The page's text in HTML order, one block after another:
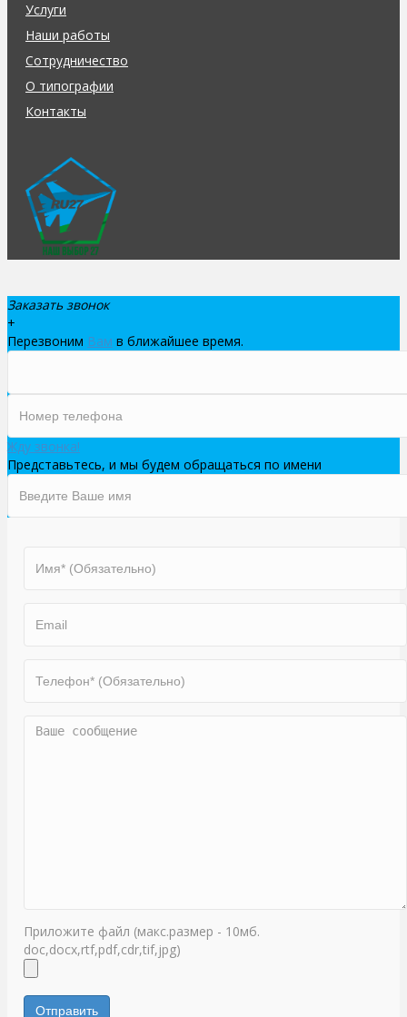
Услуги
Наши работы
Сотрудничество
О типографии
Контакты
Заказать звонок
+
Перезвоним Вам в ближайшее время.
Жду звонка!
Представьтесь, и мы будем обращаться по имени
Приложите файл (макс.размер - 10мб.
doc,docx,rtf,pdf,cdr,tif,jpg)